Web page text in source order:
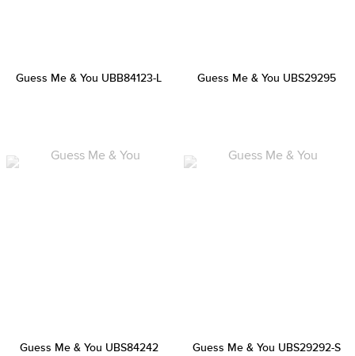
Guess Me & You UBB84123-L Guess Me & You UBS29295
Guess Me & You UBS84242 Guess Me & You UBS29292-S